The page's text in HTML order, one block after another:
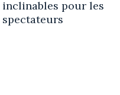
inclinables pour les
spectateurs